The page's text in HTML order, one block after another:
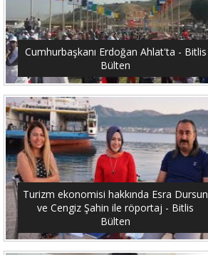
Cumhurbaşkanı Erdoğan Ahlat'ta - Bitlis
Bülten
Turizm ekonomisi hakkında Esra Dursun
ve Cengiz Şahin ile röportaj - Bitlis
Bülten